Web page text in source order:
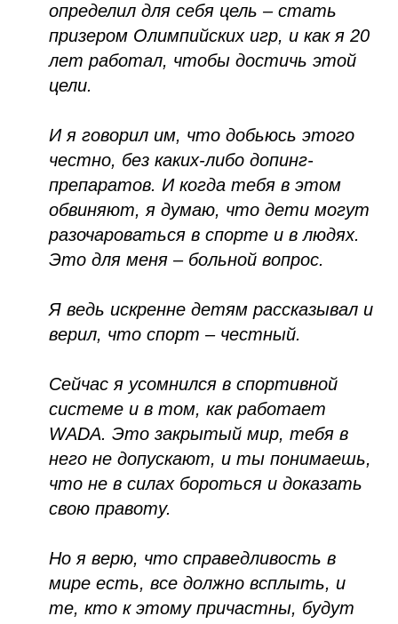
определил для себя цель – стать
призером Олимпийских игр, и как я 20
лет работал, чтобы достичь этой
цели.
И я говорил им, что добьюсь этого
честно, без каких-либо допинг-
препаратов. И когда тебя в этом
обвиняют, я думаю, что дети могут
разочароваться в спорте и в людях.
Это для меня – больной вопрос.
Я ведь искренне детям рассказывал и
верил, что спорт – честный.
Сейчас я усомнился в спортивной
системе и в том, как работает
WADA. Это закрытый мир, тебя в
него не допускают, и ты понимаешь,
что не в силах бороться и доказать
свою правоту.
Но я верю, что справедливость в
мире есть, все должно всплыть, и
те, кто к этому причастны, будут